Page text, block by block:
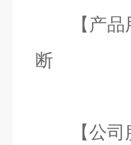
【产品用
断
【公司服